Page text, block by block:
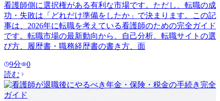
看護師側に選択権がある有利な市場です。ただし、転職の成
功・失敗は「どれだけ準備をしたか」で決まります。この記
事は、2026年に転職を考えている看護師のための完全ガイド
です。転職市場の最新動向から、自己分析、転職サイトの選
び方、履歴書・職務経歴書の書き方、面
9分
0
読む